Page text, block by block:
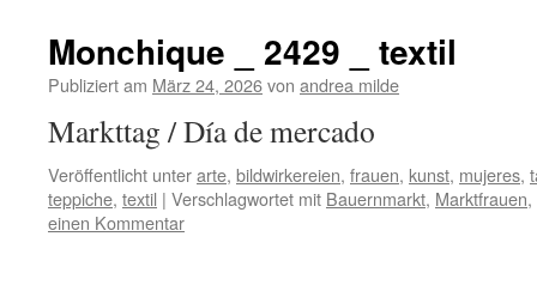
Monchique _ 2429 _ textil
Publiziert am März 24, 2026von andrea milde
Markttag / Día de
Veröffentlicht unterarte, bildwirkereien, frauen, kunst, mujeres,
teppiche, textil | Verschlagwortet mit Bauernmarkt, Marktfrauen,
einen Kommentar